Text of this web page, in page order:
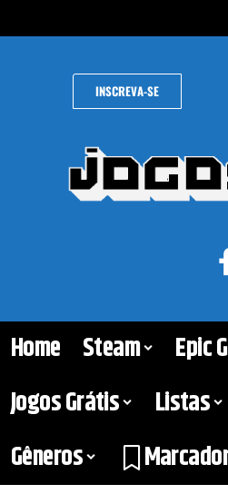
INSCREVA-SE
Home Steam
Epic
Jogos Grátis
Listas
Gêneros